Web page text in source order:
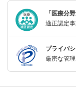
「医療分
適正認定
プライバ
厳密な管